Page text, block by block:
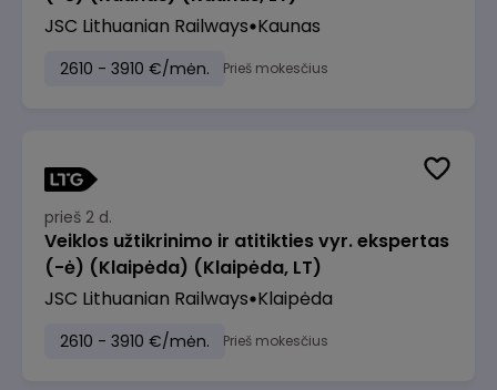
JSC Lithuanian Railways Kaunas
2610 - 3910 €/mėn. Prieš mokesčius
prieš 2 d.
Veiklos užtikrinimo ir atitikties vyr. ekspertas
(-ė) (Klaipėda) (Klaipėda, LT)
JSC Lithuanian Railways Klaipėda
2610 - 3910 €/mėn. Prieš mokesčius